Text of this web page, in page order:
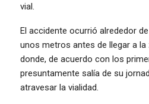
vial.
El accidente ocurrió alrededor
unos metros antes de llegar a la
donde, de acuerdo con los
presuntamente salía de su
atravesar la vialidad.